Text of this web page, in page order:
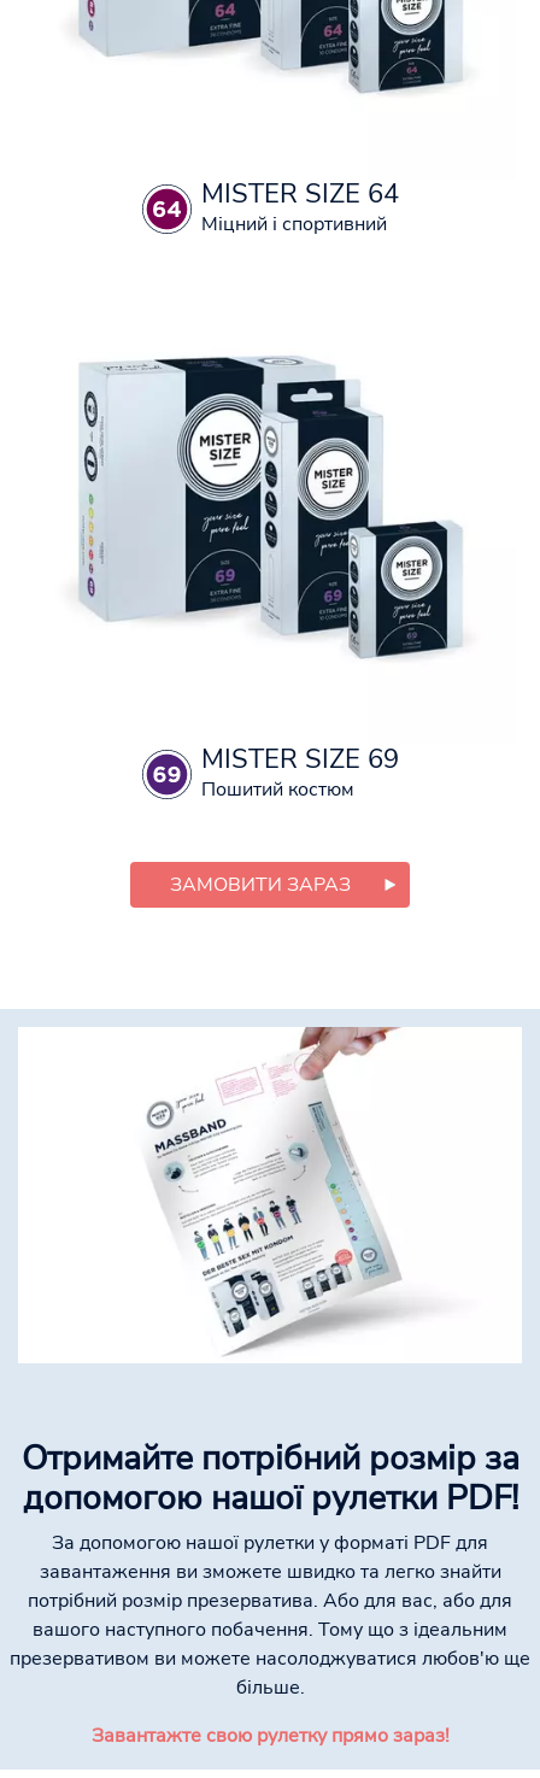
MISTER SIZE 64
Міцний і спортивний
MISTER SIZE 69
Пошитий костюм
ЗАМОВИТИ ЗАРАЗ
Отримайте потрібний розмір за
допомогою нашої рулетки PDF!
За допомогою нашої рулетки у форматі PDF для
завантаження ви зможете швидко та легко знайти
потрібний розмір презерватива. Або для вас, або для
вашого наступного побачення. Тому що з ідеальним
презервативом ви можете насолоджуватися любов'ю ще
більше.
Завантажте свою рулетку прямо зараз!